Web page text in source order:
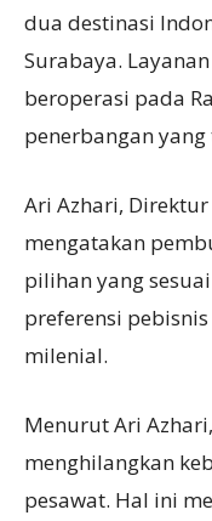
dua destinasi
Surabaya.
beroperasi pada
penerbangan
Ari Azhari,
mengatakan
pilihan yang
preferensi
milenial.
Menurut Ari
menghilangkan
pesawat. Hal ini